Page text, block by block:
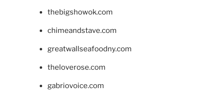
thebigshowok.com
chimeandstave.com
greatwallseafoodny.com
theloverose.com
gabriovoice.com